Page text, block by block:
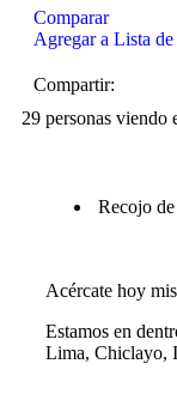
Comparar
Agregar a Lista de
Compartir:
29 personas viendo
Recojo
Acércate hoy
Estamos en
Lima, Chiclayo,